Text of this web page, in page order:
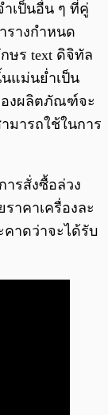
เป็นอื่น ๆ ที่คู่
รางกำหนด
ษร text ดิจิทัล
แม่นย่ำเป็น
องผลิตภัณฑ์จะ
มารถใช้ในการ
ารสั่งซื้อล่วง
าคาเครื่องละ
คาดว่าจะได้รับ